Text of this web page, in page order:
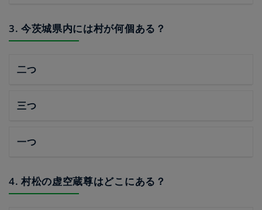
3. 今茨城県内には村が何個ある？
二つ
三つ
一つ
4. 村松の虚空蔵尊はどこにある？